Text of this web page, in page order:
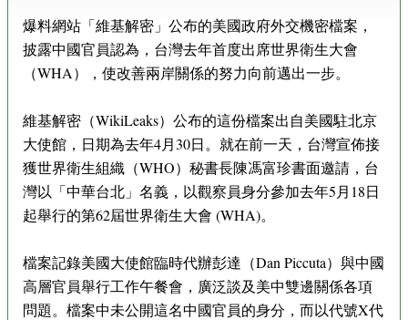
爆料網站「維基解密」公布的美國政府外交機密檔案，
披露中國官員認為，台灣去年首度出席世界衛生大會
（WHA），使改善兩岸關係的努力向前邁出一步。
維基解密（WikiLeaks）公布的這份檔案出自美國駐北京
大使館，日期為去年4月30日。就在前一天，台灣宣佈接
獲世界衛生組織（WHO）秘書長陳馮富珍書面邀請，台
灣以「中華台北」名義，以觀察員身分參加去年5月18日
起舉行的第62屆世界衛生大會 (WHA)。
檔案記錄美國大使館臨時代辦彭達（Dan Piccuta）與中國
高層官員舉行工作午餐會，廣泛談及美中雙邊關係各項
問題。檔案中未公開這名中國官員的身分，而以代號X代